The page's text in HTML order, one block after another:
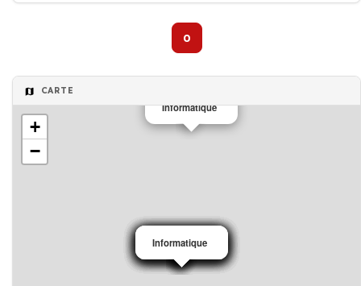
0
CARTE
Informatique
Informatique
Informatique
Informatique
Informatique
Informatique
Informatique
Informatique
Informatique
+
−